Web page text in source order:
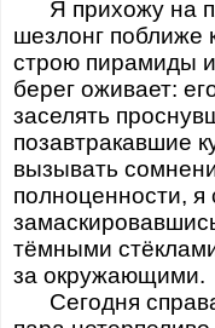
Я прихожу на
шезлонг поближе
строю пирамиды
берег оживает:
заселять
позавтракавшие
вызывать
полноценности, я
тёмными
за окружающими.
Сегодня